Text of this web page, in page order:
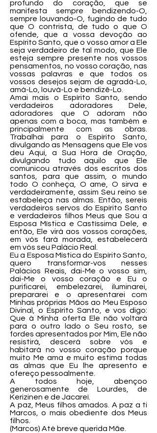
profundo do coração, que se
manifesta sempre bendizendo-O,
sempre louvando-O, fugindo de tudo
que O contrista, de tudo o que O
ofende, que a vossa devoção ao
Espírito Santo, que o vosso amor a Ele
seja verdadeiro de tal modo, que Ele
esteja sempre presente nos vossos
pensamentos, no vosso coração, nas
vossas palavras e que todos os
vossos desejos sejam de agradá-Lo,
amá-Lo, louvá-Lo e bendizê-Lo.
Amai mais o Espírito Santo, sendo
verdadeiros adoradores Dele,
adoradores que O adoram não
apenas com a boca, mas também e
principalmente com as obras.
Trabalhai para o Espírito Santo,
divulgando as Mensagens que Ele vos
deu Aqui, a Sua Hora de Oração,
divulgando tudo aquilo que Ele
comunicou através dos escritos dos
santos, para que assim, o mundo
todo O conheça, O ame, O sirva e
verdadeiramente, assim Seu reino se
estabeleça nas almas. Então, sereis
verdadeiros servos do Espírito Santo
e verdadeiros filhos Meus que Sou a
Esposa Mística e Castíssima Dele, e
então, Ele virá aos vossos corações,
em vós fará morada, estabelecerá
em vós seu Palácio Real.
Eu a Esposa Mística do Espírito Santo,
quero transformar-vos nesses
Palácios Reais, dai-Me o vosso sim,
dai-Me o vosso coração e Eu o
purificarei, embelezarei, iluminarei,
prepararei e o apresentarei com
Minhas próprias Mãos ao Meu Esposo
Divinal, o Espírito Santo, e vos digo:
Que à Minha oferta Ele não voltará
para o outro lado o Seu rosto, se
fordes apresentados por Mim, Ele não
resistirá, descerá sobre vós e
habitará no vosso coração porque
muito Me ama e muito estima todas
as almas que Eu lhe apresento e
ofereço pessoalmente.
A todos hoje, abençoo
generosamente de Lourdes, de
Kerizinen e de Jacareí.
A paz, Meus filhos amados. A paz a ti
Marcos, o mais obediente dos Meus
filhos.
(Marcos) Até breve querida Mãe.